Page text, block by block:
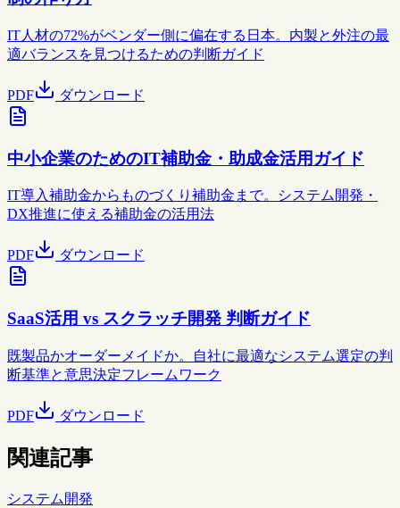
IT人材の72%がベンダー側に偏在する日本。内製と外注の最
適バランスを見つけるための判断ガイド
PDF ダウンロード
中小企業のためのIT補助金・助成金活用ガイド
IT導入補助金からものづくり補助金まで。システム開発・
DX推進に使える補助金の活用法
PDF ダウンロード
SaaS活用 vs スクラッチ開発 判断ガイド
既製品かオーダーメイドか。自社に最適なシステム選定の判
断基準と意思決定フレームワーク
PDF ダウンロード
関連記事
システム開発